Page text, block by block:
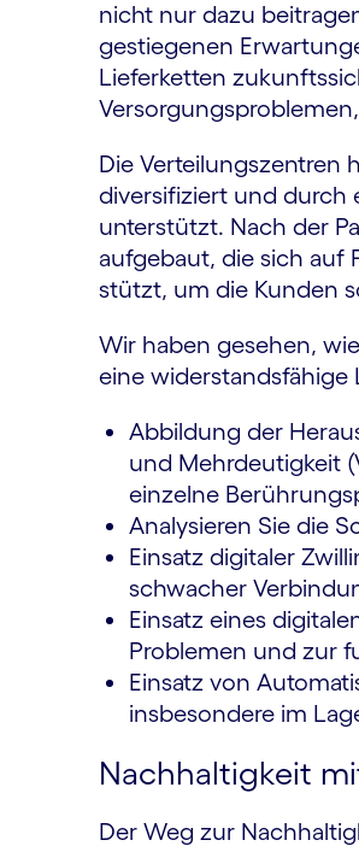
nicht nur dazu
gestiegenen
Lieferketten
Die Verteilungszentren
diversifiziert und durch
unterstützt. Nach der
aufgebaut, die sich auf
stützt, um die Kunden
Wir haben gesehen,
eine widerstandsfähige
Abbildung der
und Mehrdeutigkeit
einzelne
Analysieren Sie die
Einsatz digitaler
schwacher
Einsatz eines
Problemen und zur
Einsatz von
insbesondere im
Nachhaltigkeit
Der Weg zur